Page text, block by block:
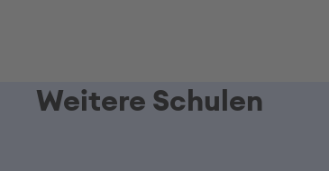
Weitere Schulen